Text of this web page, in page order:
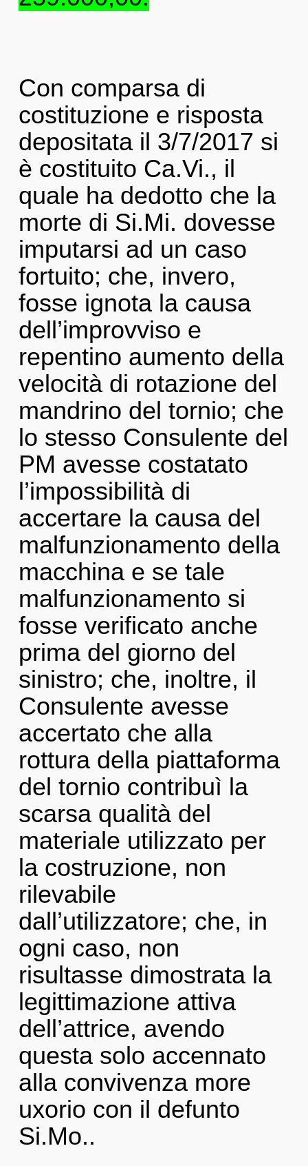
Con comparsa di
costituzione e risposta
depositata il 3/7/2017 si
è costituito Ca.Vi., il
quale ha dedotto che la
morte di Si.Mi. dovesse
imputarsi ad un caso
fortuito; che, invero,
fosse ignota la causa
dell’improvviso e
repentino aumento della
velocità di rotazione del
mandrino del tornio; che
lo stesso Consulente del
PM avesse costatato
l’impossibilità di
accertare la causa del
malfunzionamento della
macchina e se tale
malfunzionamento si
fosse verificato anche
prima del giorno del
sinistro; che, inoltre, il
Consulente avesse
accertato che alla
rottura della piattaforma
del tornio contribuì la
scarsa qualità del
materiale utilizzato per
la costruzione, non
rilevabile
dall’utilizzatore; che, in
ogni caso, non
risultasse dimostrata la
legittimazione attiva
dell’attrice, avendo
questa solo accennato
alla convivenza more
uxorio con il defunto
Si.Mo..